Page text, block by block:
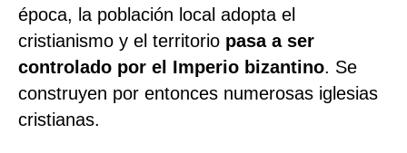
época, la población local adopta el
cristianismo y el territorio pasa a ser
controlado por el Imperio bizantino. Se
construyen por entonces numerosas iglesias
cristianas.